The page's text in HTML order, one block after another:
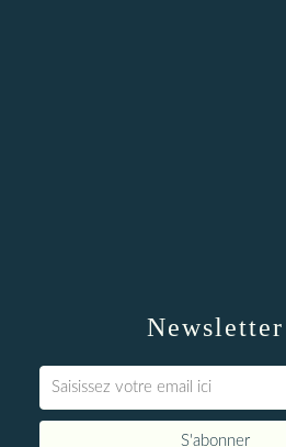
Newsletter